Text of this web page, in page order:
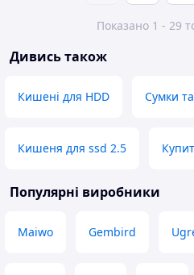
Показано 1 - 29
Дивись також
Кишені для HDD Сумки
Кишеня для ssd 2.5
Популярні виробники
Maiwo Gembird